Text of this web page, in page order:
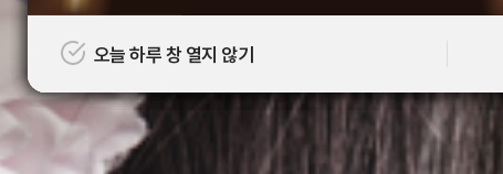
오늘 하루 창 열지 않기
오늘 하루 창 열지 않기
오늘 하루 창 열지 않기
오늘 하루 창 열지 않기
오늘 하루 창 열지 않기